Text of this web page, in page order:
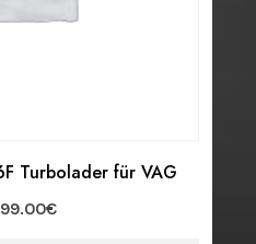
Turbolader für VAG
€